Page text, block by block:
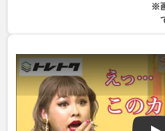
￥14,000
メガゲッコウガex M4
114/083 SAR
￥13,000
フリーザー LV.35 旧3
No.144 R
※